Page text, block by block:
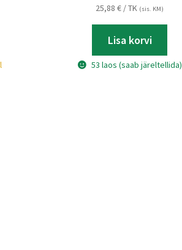
25,88€ / TK (sis. KM)
Lisa korvi
53 laos (saab järeltellida)